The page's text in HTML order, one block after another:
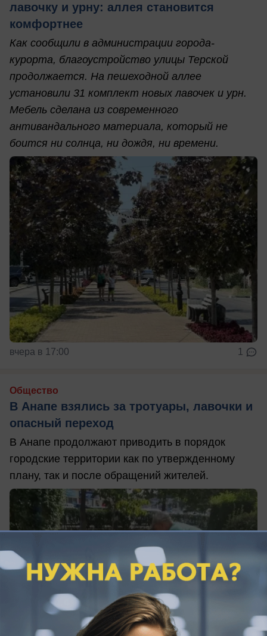
лавочку и урну: аллея становится
комфортнее
Как сообщили в администрации города-
курорта, благоустройство улицы Терской
продолжается. На пешеходной аллее
установили 31 комплект новых лавочек и урн.
Мебель сделана из современного
антивандального материала, который не
боится ни солнца, ни дождя, ни времени.
вчера в 17:00 1
Общество
В Анапе взялись за тротуары, лавочки и
опасный переход
В Анапе продолжают приводить в порядок
городские территории как по утвержденному
плану, так и после обращений жителей.